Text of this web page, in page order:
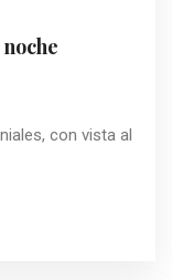
con vista al